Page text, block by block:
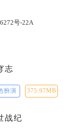
号-22A
志
扮演 375.97MB
战纪